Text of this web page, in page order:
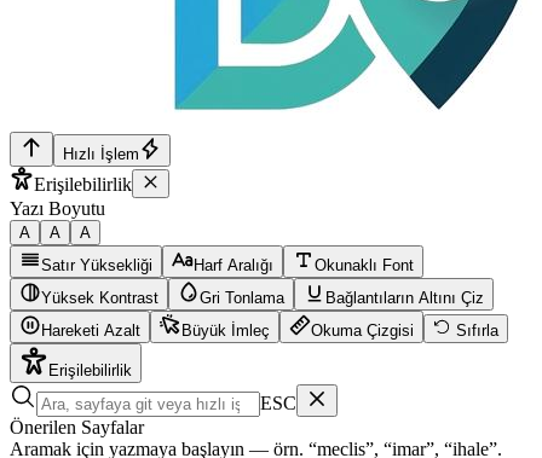
Hızlı İşlem
Erişilebilirlik
Yazı Boyutu
A A
A
Satır Yüksekliği
Harf Aralığı
Okunaklı Font
Yüksek Kontrast
Gri Tonlama
Bağlantıların Altını Çiz
Hareketi Azalt
Büyük İmleç Okuma Çizgisi Sıfırla
Erişilebilirlik
ESC
Önerilen Sayfalar
Aramak için yazmaya başlayın — örn. “meclis”, “imar”, “ihale”.